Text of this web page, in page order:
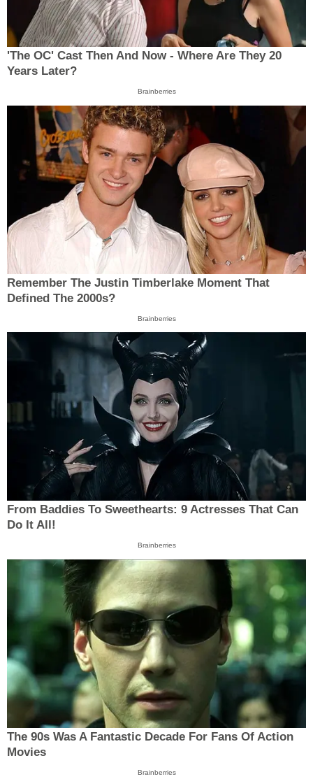
'The OC' Cast Then And Now - Where Are They 20
Years Later?
Brainberries
Remember The Justin Timberlake Moment That
Defined The 2000s?
Brainberries
From Baddies To Sweethearts: 9 Actresses That Can
Do It All!
Brainberries
The 90s Was A Fantastic Decade For Fans Of Action
Movies
Brainberries